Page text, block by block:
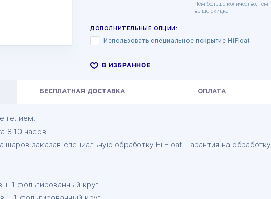
Чем больше количество, тем
выше скидка
ДОПОЛНИТЕЛЬНЫЕ ОПЦИИ:
Использовать специальное покрытие HiFloat
В ИЗБРАННОЕ
БЕСПЛАТНАЯ ДОСТАВКА ОПЛАТА
гелием.
8-10 часов.
заказав специальную обработку Hi-Float. Гарантия на обработку
1 фольгированный круг